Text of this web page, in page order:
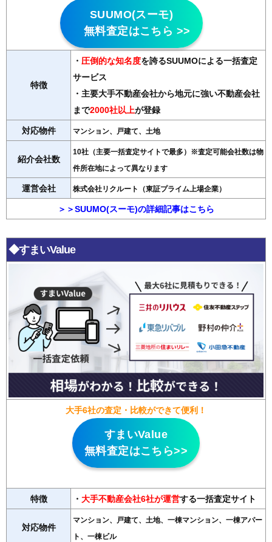
SUUMO(スーモ)
無料査定はこちら >>
特徴
・ 圧倒的な知名度を誇るSUUMOによる一括査定
サービス
・主要大手不動産会社から地元に強い不動産会社
まで2000社以上が登録
対応物件 マンション、戸建て、土地
紹介会社数
10社（主要一括査定サイトで最多）※査定可能会社数は物
件所在地によって異なります
運営会社 株式会社リクルート（東証プライム上場企業）
＞＞SUUMO(スーモ)の詳細記事はこちら
◆すまいValue
大手6社の査定・比較ができて便利！
すまいValue
無料査定はこちら>>
特徴 ・ 大手不動産会社6社が運営する一括査定サイト
対応物件
マンション、戸建て、土地、一棟マンション、一棟アパー
ト、一棟ビル